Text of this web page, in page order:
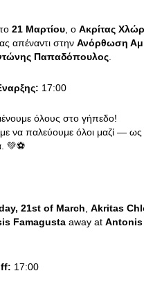
21 Μαρτίου, ο Ακρίτας
απέναντι στην Ανόρθωση
Παπαδόπουλος.
17:00
όλους στο γήπεδο!
να παλεύουμε όλοι μαζί —
💚⚽
21st of March, Akritas
Famagustaaway at
17:00